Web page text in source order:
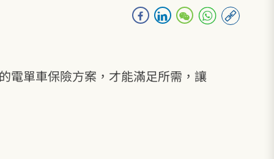
電單車保險方案，才能滿足所需，讓